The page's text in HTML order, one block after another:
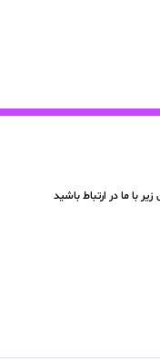
با ما در ارتباط باشید